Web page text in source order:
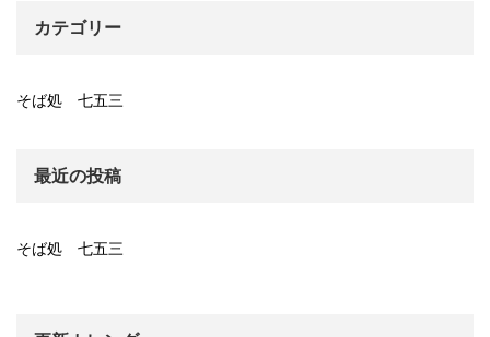
カテゴリー
そば処 七五三
最近の投稿
そば処 七五三